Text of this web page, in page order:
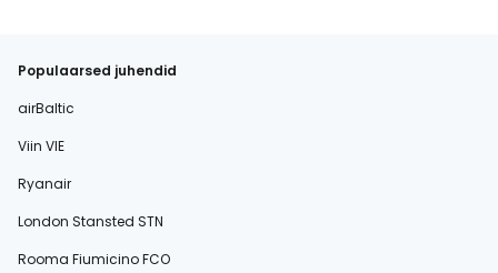
Populaarsed juhendid
airBaltic
Viin VIE
Ryanair
London Stansted STN
Rooma Fiumicino FCO